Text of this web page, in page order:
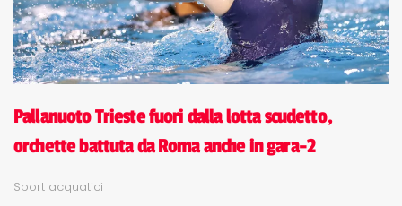
Pallanuoto Trieste fuori dalla lotta scudetto,
orchette battuta da Roma anche in gara-2
Sport acquatici